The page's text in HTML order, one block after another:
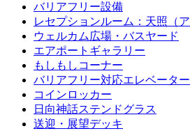
バリアフリー設備
レセプションルーム：天照（ア
ウェルカム広場・バスヤード
エアポートギャラリー
もしもしコーナー
バリアフリー対応エレベーター
コインロッカー
日向神話ステンドグラス
送迎・展望デッキ